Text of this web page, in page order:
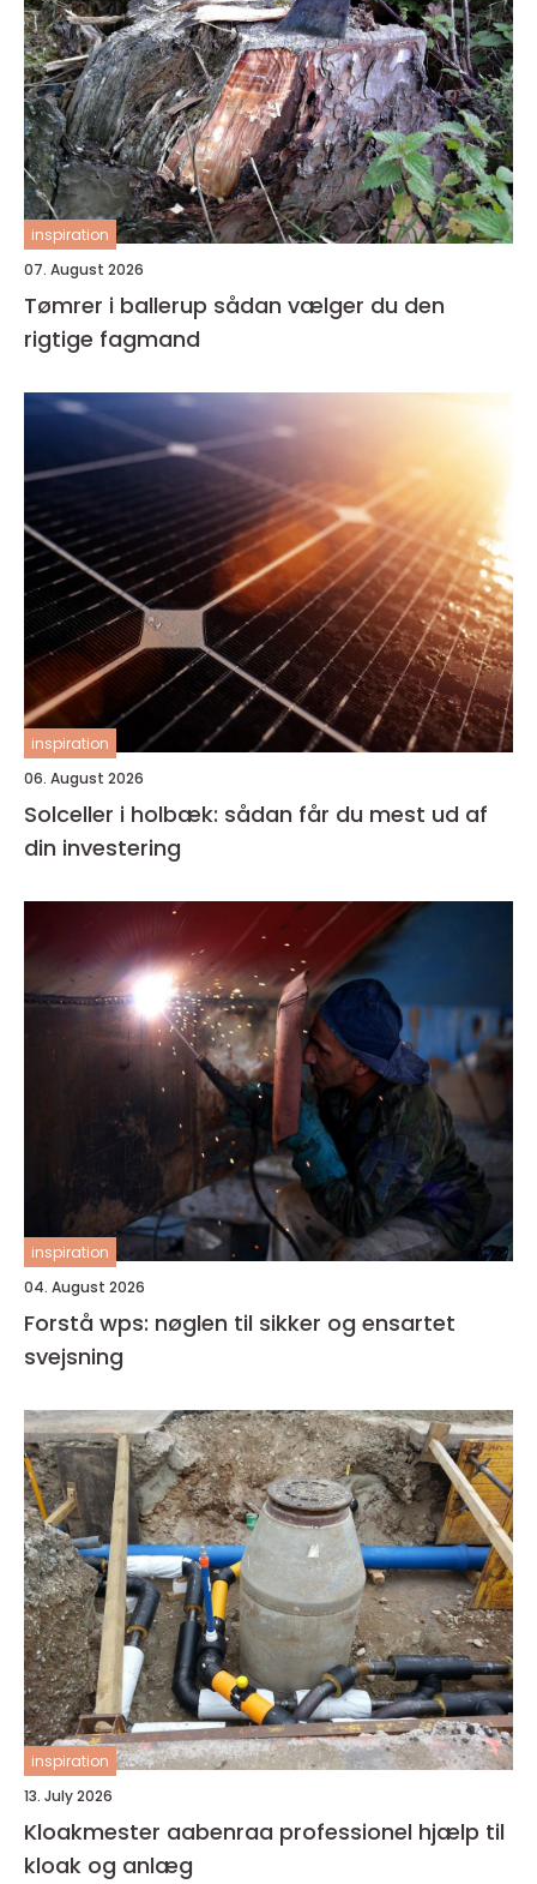
inspiration
07. August 2026
Tømrer i ballerup sådan vælger du den
rigtige fagmand
inspiration
06. August 2026
Solceller i holbæk: sådan får du mest ud af
din investering
inspiration
04. August 2026
Forstå wps: nøglen til sikker og ensartet
svejsning
inspiration
13. July 2026
Kloakmester aabenraa professionel hjælp til
kloak og anlæg